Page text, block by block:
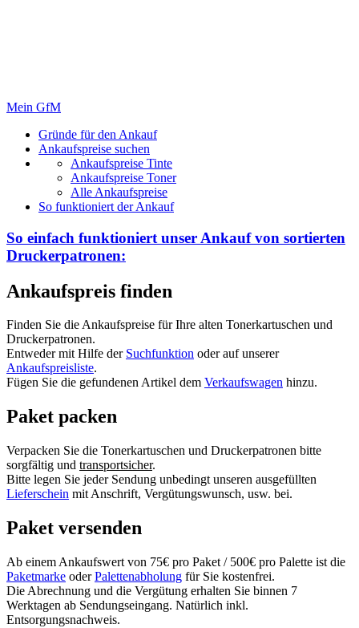
Mein GfM
Gründe für den Ankauf
Ankaufspreise suchen
Ankaufspreise Tinte
Ankaufspreise Toner
Alle Ankaufspreise
So funktioniert der Ankauf
So einfach funktioniert unser Ankauf von sortierten
Druckerpatronen:
Ankaufspreis finden
Finden Sie die Ankaufspreise für Ihre alten Tonerkartuschen und
Druckerpatronen.
Entweder mit Hilfe der Suchfunktion oder auf unserer
Ankaufspreisliste.
Fügen Sie die gefundenen Artikel dem Verkaufswagen hinzu.
Paket packen
Verpacken Sie die Tonerkartuschen und Druckerpatronen bitte
sorgfältig und transportsicher.
Bitte legen Sie jeder Sendung unbedingt unseren ausgefüllten
Lieferschein mit Anschrift, Vergütungswunsch, usw. bei.
Paket versenden
Ab einem Ankaufswert von 75€ pro Paket / 500€ pro Palette ist die
Paketmarke oderPalettenabholung für Sie kostenfrei.
Die Abrechnung und die Vergütung erhalten Sie binnen 7
Werktagen ab Sendungseingang. Natürlich inkl.
Entsorgungsnachweis.